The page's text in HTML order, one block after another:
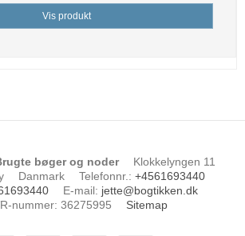
Vis produkt
bøger og noder
Klokkelyngen 11
Danmark Telefonnr. : +4561693440
E-mail: jette@bogtikken.dk
nummer: 36275995 Sitemap